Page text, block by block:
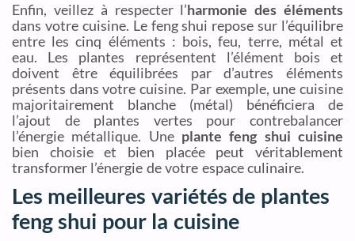
Enfin, veillez à respecter l’harmonie des éléments
dans votre cuisine. Le feng shui repose sur l’équilibre
entre les cinq éléments : bois, feu, terre, métal et
eau. Les plantes représentent l’élément bois et
doivent être équilibrées par d’autres éléments
présents dans votre cuisine. Par exemple, une cuisine
majoritairement blanche (métal) bénéficiera de
l’ajout de plantes vertes pour contrebalancer
l’énergie métallique. Une plante feng shui cuisine
bien choisie et bien placée peut véritablement
transformer l’énergie de votre espace culinaire.
Les meilleures variétés de plantes
feng shui pour la cuisine